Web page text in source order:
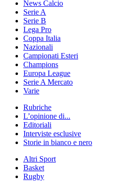
News Calcio
Serie A
Serie B
Lega Pro
Coppa Italia
Nazionali
Campionati Esteri
Champions
Europa League
Serie A Mercato
Varie
Rubriche
L’opinione di...
Editoriali
Interviste esclusive
Storie in bianco e nero
Altri Sport
Basket
Rugby